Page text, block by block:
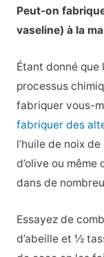
Peut-on
vaseline) à la
Étant donné que
processus
fabriquer vous-
fabriquer des
l’huile de noix
d’olive ou même
dans de
Essayez de
d’abeille et ½